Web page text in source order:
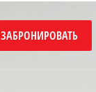
ЗАБРОНИРОВАТЬ